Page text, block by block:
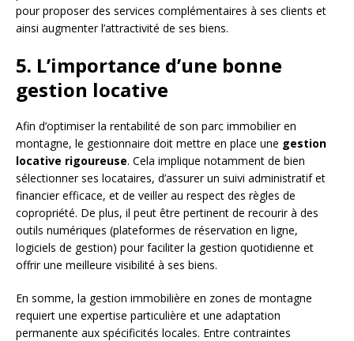
pour proposer des services complémentaires à ses clients et
ainsi augmenter l’attractivité de ses biens.
5. L’importance d’une bonne
gestion locative
Afin d’optimiser la rentabilité de son parc immobilier en
montagne, le gestionnaire doit mettre en place une gestion
locative rigoureuse. Cela implique notamment de bien
sélectionner ses locataires, d’assurer un suivi administratif et
financier efficace, et de veiller au respect des règles de
copropriété. De plus, il peut être pertinent de recourir à des
outils numériques (plateformes de réservation en ligne,
logiciels de gestion) pour faciliter la gestion quotidienne et
offrir une meilleure visibilité à ses biens.
En somme, la gestion immobilière en zones de montagne
requiert une expertise particulière et une adaptation
permanente aux spécificités locales. Entre contraintes